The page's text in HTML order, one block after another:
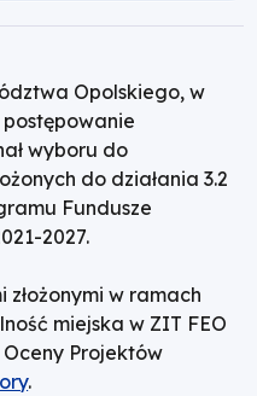
Opolskiego, w
postępowanie
wyboru do
do działania 3.2
Fundusze
2027.
w ramach
miejska w ZIT FEO
Oceny Projektów
.